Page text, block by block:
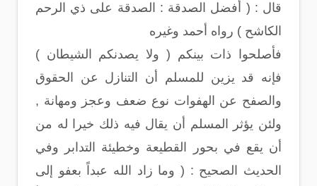
قال : ( أفضل الصدقة : الصدقة على ذي الرحم
الكاشح ) رواه أحمد وغيره
فأصلحوا ذات بينكم ( ولا يصدنكم الشيطان )
فإنه قد يزين للمسلم أن التنازل عن الحقوق
والصفح عن الهفوات نوع ضعف وعجز ومهانة ,
ولئن يؤثر المسلم أن يقال فيه ذلك خيرا له من
أن يقع في بحور القطيعة وخطيئة التدابر وفي
الحديث الصحيح : ( وما زاد الله عبداً بعفو إلى